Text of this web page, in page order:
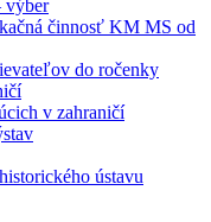
výber
činnosť KM MS od
do ročenky
v zahraničí
ústavu